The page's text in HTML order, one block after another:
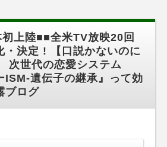
上陸■■全米TV放映20回
・決定 ! 【口説かないのに
次世代の恋愛システム
ISM-遺伝子の継承』って効
ブログ